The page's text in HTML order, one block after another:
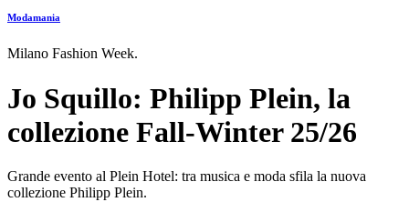
Modamania
Milano Fashion Week.
Jo Squillo: Philipp Plein, la
collezione Fall-Winter 25/26
Grande evento al Plein Hotel: tra musica e moda sfila la nuova
collezione Philipp Plein.